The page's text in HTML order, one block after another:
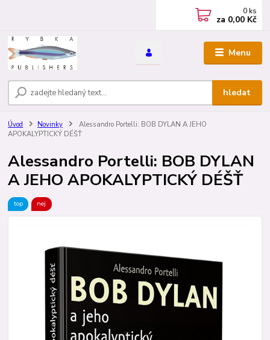
Menu
hledat
0 ks
za 0,00 Kč
Úvod Novinky
Alessandro Portelli: BOB DYLAN A JEHO
APOKALYPTICKÝ DÉŠŤ
Alessandro Portelli: BOB DYLAN
A JEHO APOKALYPTICKÝ DÉŠŤ
top nej